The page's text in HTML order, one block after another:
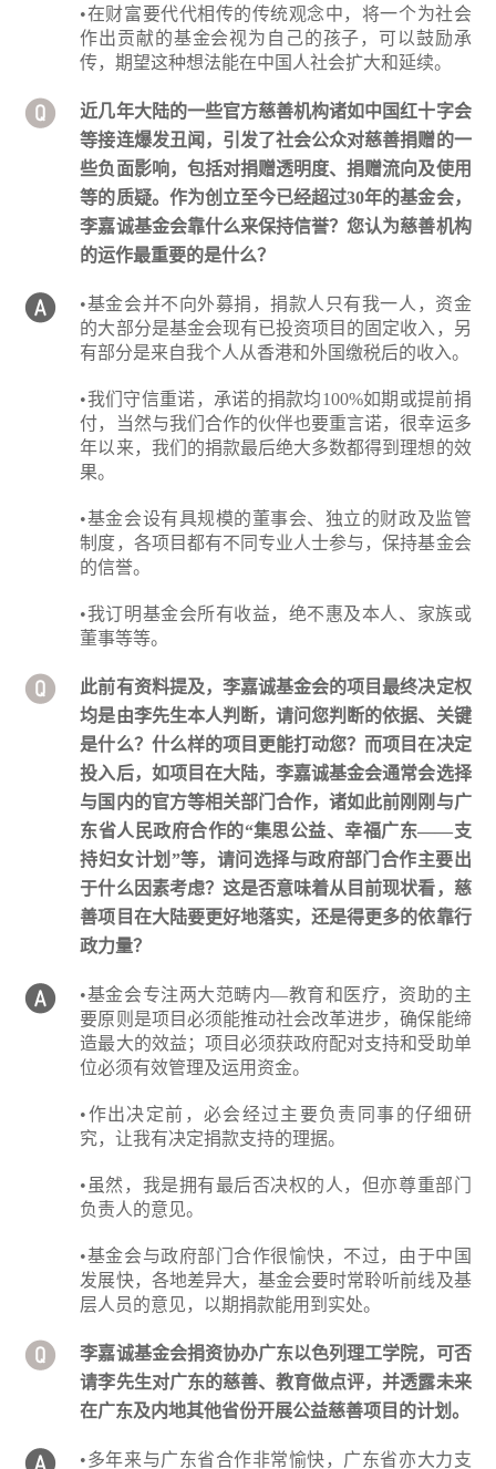
•在财富要代代相传的传统观念中，将一个为社会
作出贡献的基金会视为自己的孩子，可以鼓励承
传，期望这种想法能在中国人社会扩大和延续。
近几年大陆的一些官方慈善机构诸如中国红十字会
等接连爆发丑闻，引发了社会公众对慈善捐赠的一
些负面影响，包括对捐赠透明度、捐赠流向及使用
等的质疑。作为创立至今已经超过30年的基金会，
李嘉诚基金会靠什么来保持信誉？您认为慈善机构
的运作最重要的是什么？
•基金会并不向外募捐，捐款人只有我一人，资金
的大部分是基金会现有已投资项目的固定收入，另
有部分是来自我个人从香港和外国缴税后的收入。
•我们守信重诺，承诺的捐款均100%如期或提前捐
付，当然与我们合作的伙伴也要重言诺，很幸运多
年以来，我们的捐款最后绝大多数都得到理想的效
果。
•基金会设有具规模的董事会、独立的财政及监管
制度，各项目都有不同专业人士参与，保持基金会
的信誉。
•我订明基金会所有收益，绝不惠及本人、家族或
董事等等。
此前有资料提及，李嘉诚基金会的项目最终决定权
均是由李先生本人判断，请问您判断的依据、关键
是什么？什么样的项目更能打动您？而项目在决定
投入后，如项目在大陆，李嘉诚基金会通常会选择
与国内的官方等相关部门合作，诸如此前刚刚与广
东省人民政府合作的“集思公益、幸福广东——支
持妇女计划”等，请问选择与政府部门合作主要出
于什么因素考虑？这是否意味着从目前现状看，慈
善项目在大陆要更好地落实，还是得更多的依靠行
政力量？
•基金会专注两大范畴内—教育和医疗，资助的主
要原则是项目必须能推动社会改革进步，确保能缔
造最大的效益；项目必须获政府配对支持和受助单
位必须有效管理及运用资金。
•作出决定前，必会经过主要负责同事的仔细研
究，让我有决定捐款支持的理据。
•虽然，我是拥有最后否决权的人，但亦尊重部门
负责人的意见。
•基金会与政府部门合作很愉快，不过，由于中国
发展快，各地差异大，基金会要时常聆听前线及基
层人员的意见，以期捐款能用到实处。
李嘉诚基金会捐资协办广东以色列理工学院，可否
请李先生对广东的慈善、教育做点评，并透露未来
在广东及内地其他省份开展公益慈善项目的计划。
•多年来与广东省合作非常愉快，广东省亦大力支